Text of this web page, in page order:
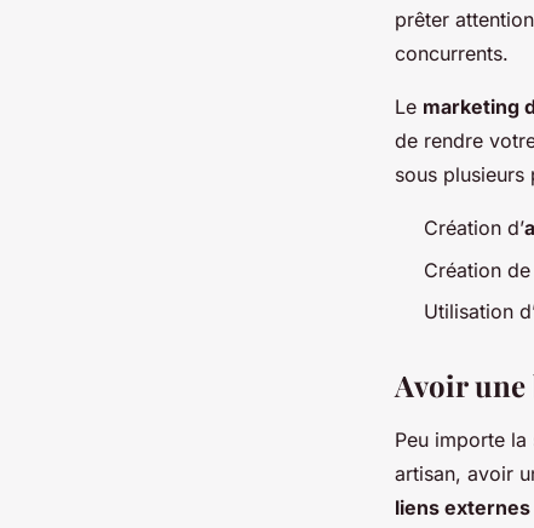
prêter
concurrents.
Le marketing
de rendre
sous plusieurs
Création d’
Création
Utilisation
Avoir une
Peu importe la
artisan, avoir
liens